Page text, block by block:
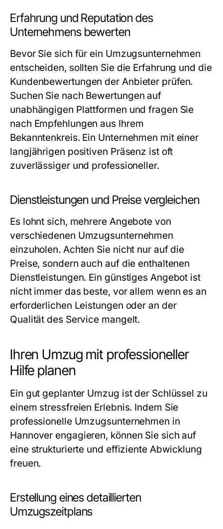
Erfahrung und Reputation des
Unternehmens bewerten
Bevor Sie sich für ein Umzugsunternehmen
entscheiden, sollten Sie die Erfahrung und die
Kundenbewertungen der Anbieter prüfen.
Suchen Sie nach Bewertungen auf
unabhängigen Plattformen und fragen Sie
nach Empfehlungen aus Ihrem
Bekanntenkreis. Ein Unternehmen mit einer
langjährigen positiven Präsenz ist oft
zuverlässiger und professioneller.
Dienstleistungen und Preise vergleichen
Es lohnt sich, mehrere Angebote von
verschiedenen Umzugsunternehmen
einzuholen. Achten Sie nicht nur auf die
Preise, sondern auch auf die enthaltenen
Dienstleistungen. Ein günstiges Angebot ist
nicht immer das beste, vor allem wenn es an
erforderlichen Leistungen oder an der
Qualität des Service mangelt.
Ihren Umzug mit professioneller
Hilfe planen
Ein gut geplanter Umzug ist der Schlüssel zu
einem stressfreien Erlebnis. Indem Sie
professionelle Umzugsunternehmen in
Hannover engagieren, können Sie sich auf
eine strukturierte und effiziente Abwicklung
freuen.
Erstellung eines detaillierten
Umzugszeitplans